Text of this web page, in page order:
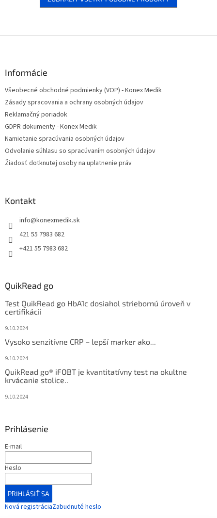
Informácie
Všeobecné obchodné podmienky (VOP) - Konex Medik
Zásady spracovania a ochrany osobných údajov
Reklamačný poriadok
GDPR dokumenty - Konex Medik
Namietanie spracúvania osobných údajov
Odvolanie súhlasu so spracúvaním osobných údajov
Žiadosť dotknutej osoby na uplatnenie práv
Kontakt
info@konexmedik.sk
421 55 7983 682
+421 55 7983 682
QuikRead go
Test QuikRead go HbA1c dosiahol striebornú úroveň v
certifikácii
9.10.2024
Vysoko senzitívne CRP – lepší marker ako...
9.10.2024
QuikRead go® iFOBT je kvantitatívny test na okultne
krvácanie stolice..
9.10.2024
Prihlásenie
E-mail
Heslo
PRIHLÁSIŤ SA
Nová registráciaZabudnuté heslo